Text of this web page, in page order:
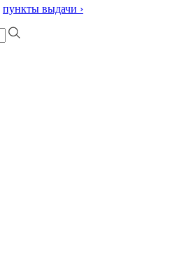
пункты выдачи ›